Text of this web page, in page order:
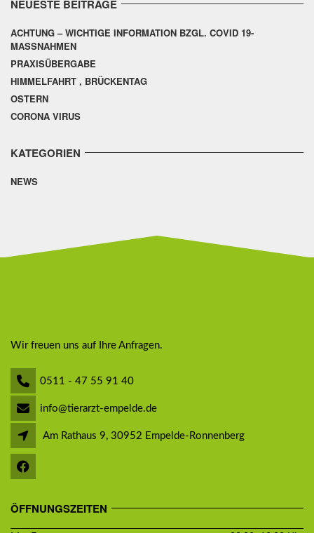
NEUESTE BEITRÄGE
ACHTUNG – WICHTIGE INFORMATION BZGL. COVID 19-
MASSNAHMEN
PRAXISÜBERGABE
HIMMELFAHRT , BRÜCKENTAG
OSTERN
CORONA VIRUS
KATEGORIEN
NEWS
Wir freuen uns auf Ihre Anfragen.
0511 - 47 55 91 40
info@tierarzt-empelde.de
Am Rathaus 9, 30952 Empelde-Ronnenberg
ÖFFNUNGSZEITEN